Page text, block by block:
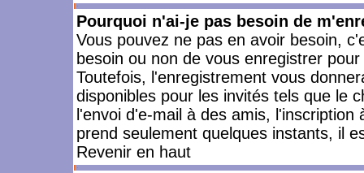
Pourquoi n'ai-je pas besoin de
Vous pouvez ne pas en avoir besoin,
besoin ou non de vous enregistrer
Toutefois, l'enregistrement vous
disponibles pour les invités tels que le
l'envoi d'e-mail à des amis,
prend seulement quelques instants, il
Revenir en haut